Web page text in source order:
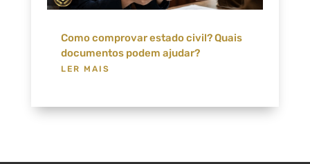
Como comprovar estado civil? Quais
documentos podem ajudar?
LER MAIS